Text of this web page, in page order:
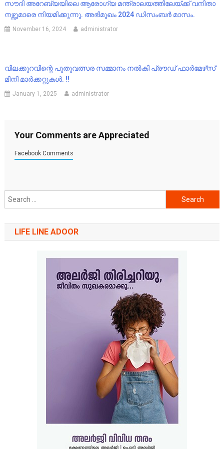
സൗദി അറേബ്യയിലെ ആരോഗ്യ മന്ത്രാലയത്തിലേയ്ക്ക് വനിതാ
നഴ്സുമാരെ നിയമിക്കുന്നു. അഭിമുഖം 2024 ഡിസംബർ മാസം.
November 16, 2024 administrator
വിലക്കുറവിന്റെ പുതുവത്സര സമ്മാനം നൽകി പ്രൗഡ് ഫാർമേഴ്‌സ്
മിനി മാർക്കറ്റുകൾ. !!
January 1, 2025 administrator
Your Comments are Appreciated
Facebook Comments
Search
for:
LIFE LINE ADOOR